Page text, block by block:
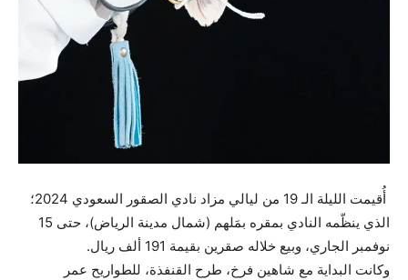
أُقيمت الليلة الـ 19 من ليالي مزاد نادي الصقور السعودي 2024؛
الذي ينظّمه النادي بمقره بمَلهم (شمال مدينة الرياض)، حتى 15
نوفمبر الجاري، وبيع خلاله صقرين بقيمة 191 ألف ريال.
وكانت البداية مع شاهين فرخ، طرح القنفذة، للطواريح عمر